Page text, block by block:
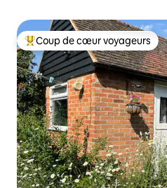
Coups de cœur voyageurs les
Coup de cœur voyageurs